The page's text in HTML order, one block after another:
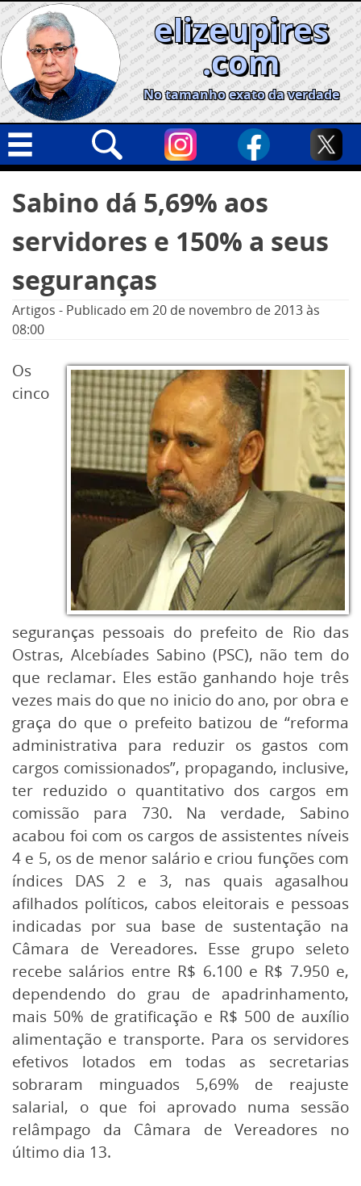
Skip
to
content
elizeupires
.com
No tamanho exato da verdade
Geral
Cidades
Nacional
Opinião
por:
Sabino dá 5,69% aos
servidores e 150% a seus
seguranças
Artigos - Publicado em 20 de novembro de 2013às
08:00
Os
cinco
seguranças pessoais do prefeito de Rio das
Ostras, Alcebíades Sabino (PSC), não tem do
que reclamar. Eles estão ganhando hoje três
vezes mais do que no inicio do ano, por obra e
graça do que o prefeito batizou de “reforma
administrativa para reduzir os gastos com
cargos comissionados”, propagando, inclusive,
ter reduzido o quantitativo dos cargos em
comissão para 730. Na verdade, Sabino
acabou foi com os cargos de assistentes níveis
4 e 5, os de menor salário e criou funções com
índices DAS 2 e 3, nas quais agasalhou
afilhados políticos, cabos eleitorais e pessoas
indicadas por sua base de sustentação na
Câmara de Vereadores. Esse grupo seleto
recebe salários entre R$ 6.100 e R$ 7.950 e,
dependendo do grau de apadrinhamento,
mais 50% de gratificação e R$ 500 de auxílio
alimentação e transporte. Para os servidores
efetivos lotados em todas as secretarias
sobraram minguados 5,69% de reajuste
salarial, o que foi aprovado numa sessão
relâmpago da Câmara de Vereadores no
último dia 13.